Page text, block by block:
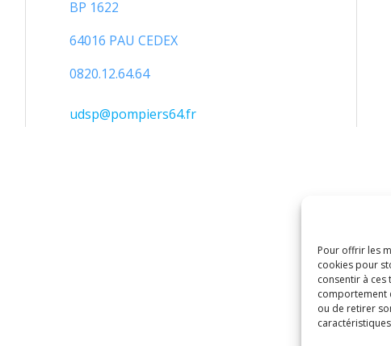
Pour offrir les
cookies pour
consentir à
comportement
ou de retirer
BP 1622
64016 PAU CEDEX
0820.12.64.64
udsp@pompiers64.fr